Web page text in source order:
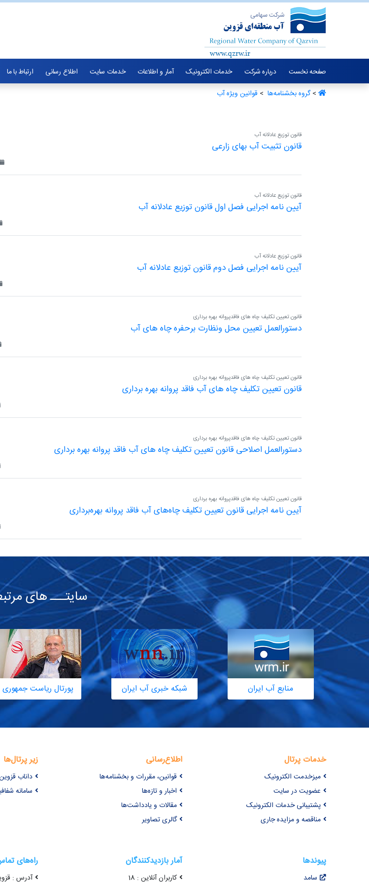
صفحه نخست درباره شرکت خدمات الکترونیک آمار و اطلاعات خدمات سایت اطلاع رسانی ارتباط با ما
>گروه بخشنامه‌ها ‏ > قوانین ویژه آب ‏
قانون توزیع عادلانه آب
قانون تثبیت آب بهای زارعی
قانون توزیع عادلانه آب
آیین نامه اجرایی فصل اول قانون توزیع عادلانه آب
قانون توزیع عادلانه آب
آیین نامه اجرایی فصل دوم قانون توزیع عادلانه آب
قانون تعیین تکلیف چاه های فاقدپروانه بهره برداری
دستورالعمل تعیین محل ونظارت برحفره چاه های آب
قانون تعیین تکلیف چاه های فاقدپروانه بهره برداری
قانون تعیین تکلیف چاه های آب فاقد پروانه بهره برداری
قانون تعیین تکلیف چاه های فاقدپروانه بهره برداری
دستورالعمل اصلاحی قانون تعیین تکلیف چاه های آب فاقد پروانه بهره برداری
قانون تعیین تکلیف چاه های فاقدپروانه بهره برداری
آیین نامه اجرایی قانون تعیین تکلیف چاه‌های آب فاقد پروانه بهره‌برداری
سایتـــ های
منابع آب ایران شبکه خبری آب ایران پورتال ریاست جمهوری
خدمات پرتال
میزخدمت الکترونیک
عضویت در سایت
پشتیبانی خدمات الکترونیک
مناقصه و مزایده جاری
اطلاع‌رسانی
قوانین، مقررات و بخشنامه‌ها
اخبار و تازه‌ها
مقالات و یادداشت‌ها
گالری تصاویر
زیر پرتال‌ها
داناب
سامانه
پیوندها
سامد
آمار بازدیدکنندگان
کاربران آنلاین : 18
راه‌های
آدرس :